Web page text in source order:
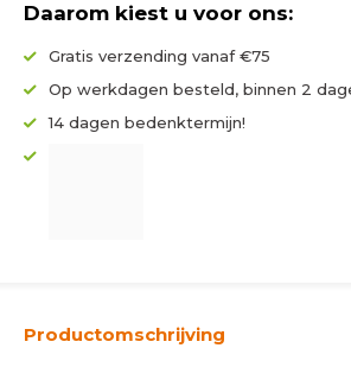
Daarom kiest u voor ons:
Gratis verzending vanaf €75
Op werkdagen besteld, binnen 2
14 dagen bedenktermijn!
Productomschrijving